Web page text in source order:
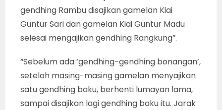
gendhing Rambu disajikan gamelan Kiai
Guntur Sari dan gamelan Kiai Guntur Madu
selesai mengajikan gendhing Rangkung”.
“Sebelum ada ‘gendhing-gendhing bonangan’,
setelah masing-masing gamelan menyajikan
satu gendhing baku, berhenti lumayan lama,
sampai disajikan lagi gendhing baku itu. Jarak